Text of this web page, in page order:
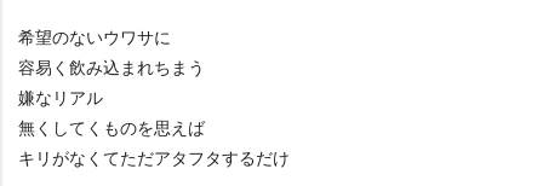
希望のないウワサに
容易く飲み込まれちまう
嫌なリアル
無くしてくものを思えば
キリがなくてただアタフタするだけ